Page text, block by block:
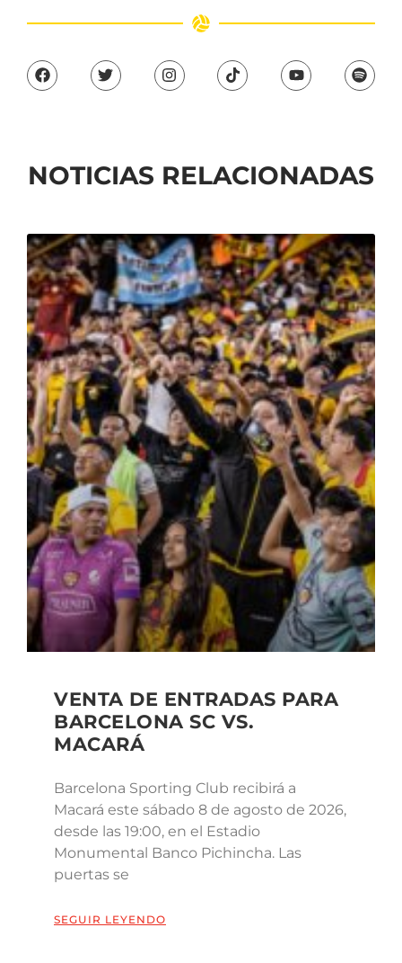
NOTICIAS RELACIONADAS
VENTA DE ENTRADAS PARA
BARCELONA SC VS.
MACARÁ
Barcelona Sporting Club recibirá a
Macará este sábado 8 de agosto de 2026,
desde las 19:00, en el Estadio
Monumental Banco Pichincha. Las
puertas se
SEGUIR LEYENDO